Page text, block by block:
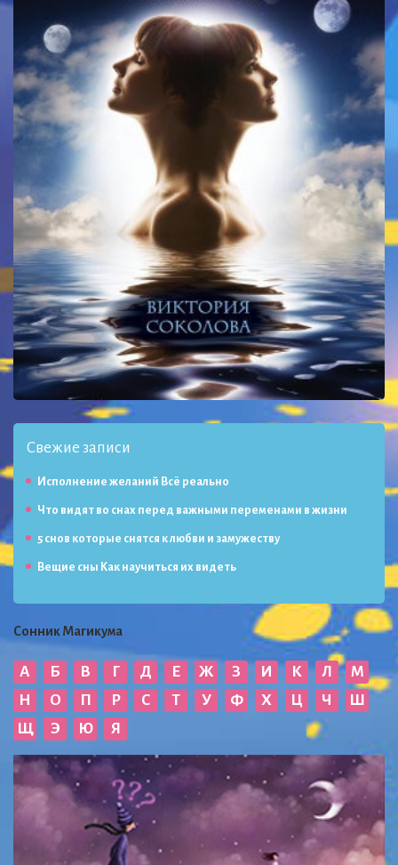
Свежие записи
Исполнение желаний Всё реально
Что видят во снах перед важными переменами в жизни
5 снов которые снятся к любви и замужеству
Вещие сны Как научиться их видеть
Сонник Магикума
А Б В Г Д Е Ж З И К Л
М
Н
О П Р С Т У Ф Х Ц Ч
Ш
Щ
Э Ю Я